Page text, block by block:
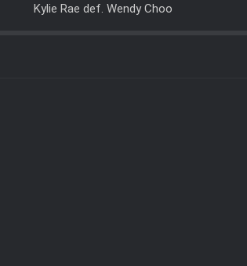
Kylie Rae def. Wendy Choo